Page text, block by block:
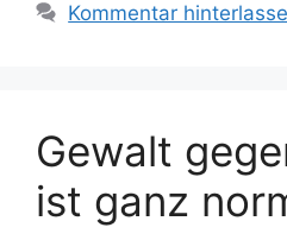
Kommentar
Gewalt
ist ganz